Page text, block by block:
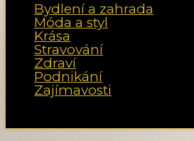
Bydlení a zahrada
Móda a styl
Krása
Stravování
Zdraví
Podnikání
Zajímavosti